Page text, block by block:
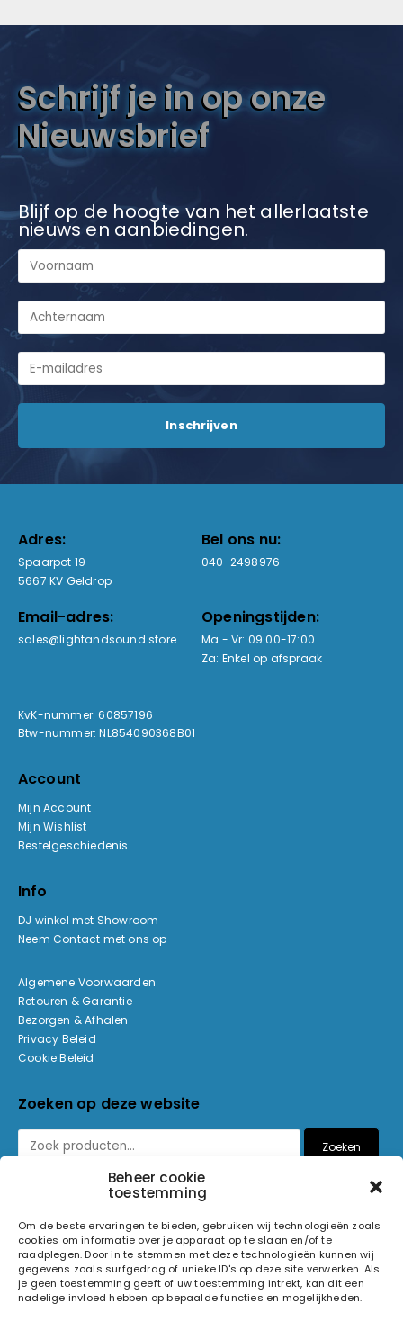
Beheer cookie
toestemming
Om de beste ervaringen te bieden, gebruiken wij technologieën zoals
cookies om informatie over je apparaat op te slaan en/of te
raadplegen. Door in te stemmen met deze technologieën kunnen wij
gegevens zoals surfgedrag of unieke ID's op deze site verwerken. Als
je geen toestemming geeft of uw toestemming intrekt, kan dit een
nadelige invloed hebben op bepaalde functies en mogelijkheden.
Schrijf je in op onze
Nieuwsbrief
Blijf op de hoogte van het allerlaatste
nieuws en aanbiedingen.
Adres:
Spaarpot 19
5667 KV Geldrop
Bel ons nu:
040-2498976
Email-adres:
sales@lightandsound.store
Openingstijden:
Ma - Vr: 09:00-17:00
Za: Enkel op afspraak
KvK-nummer: 60857196
Btw-nummer: NL854090368B01
Account
Mijn Account
Mijn Wishlist
Bestelgeschiedenis
Info
DJ winkel met Showroom
Neem Contact met ons op
Algemene Voorwaarden
Retouren & Garantie
Bezorgen & Afhalen
Privacy Beleid
Cookie Beleid
Zoeken op deze website
Zoeken